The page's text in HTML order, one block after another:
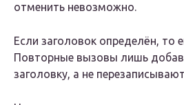
отменить невозможно.
Если заголовок определён, то
Повторные вызовы лишь
заголовку, а не